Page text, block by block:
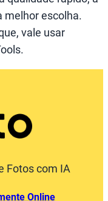
melhor escolha.
vale usar
Fotos com IA
Online